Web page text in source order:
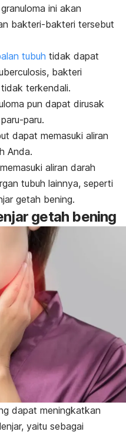
ini akan
bakteri-bakteri tersebut
tubuh tidak dapat
, bakteri
terkendali.
pun dapat dirusak
paru.
dapat memasuki aliran
Anda.
aliran darah
tubuh lainnya, seperti
getah bening.
getah bening
dapat meningkatkan
yaitu sebagai